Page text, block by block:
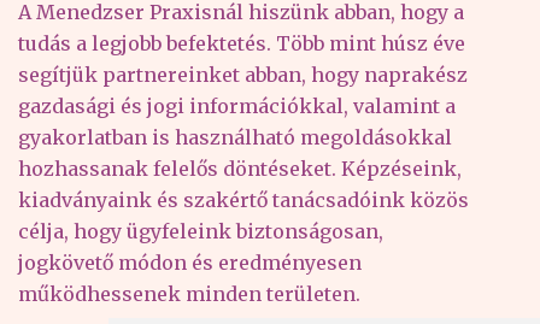
A Menedzser Praxisnál hiszünk abban, hogy a
tudás a legjobb befektetés. Több mint húsz éve
segítjük partnereinket abban, hogy naprakész
gazdasági és jogi információkkal, valamint a
gyakorlatban is használható megoldásokkal
hozhassanak felelős döntéseket. Képzéseink,
kiadványaink és szakértő tanácsadóink közös
célja, hogy ügyfeleink biztonságosan,
jogkövető módon és eredményesen
működhessenek minden területen.